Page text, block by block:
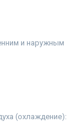
и наружным
(охлаждение):